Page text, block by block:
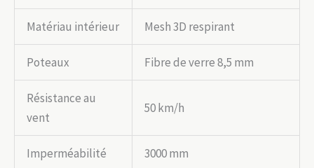
Matériau intérieur Mesh 3D respirant
Poteaux Fibre de verre 8,5 mm
Résistance au
vent
50 km/h
Imperméabilité 3000 mm